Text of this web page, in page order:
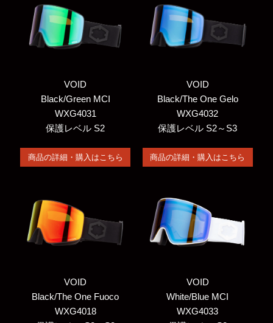
VOID
Black/Green MCI
WXG4031
保護レベル S2
商品の詳細・購入はこちら
VOID
Black/The One Gelo
WXG4032
保護レベル S2～S3
商品の詳細・購入はこちら
VOID
Black/The One Fuoco
WXG4018
VOID
White/Blue MCI
WXG4033